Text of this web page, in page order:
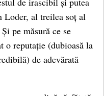
Loder, al treilea soț al
pe măsură ce se
o reputație (dubioasă la
de adevărată